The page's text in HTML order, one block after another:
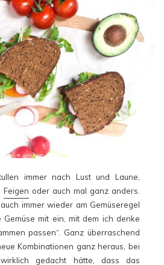
immer nach Lust und Laune,
Feigen oder auch mal ganz anders.
immer wieder am Gemüseregel
mit ein, mit dem ich denke
passen“. Ganz überraschend
Kombinationen ganz heraus, bei
gedacht hätte, dass das